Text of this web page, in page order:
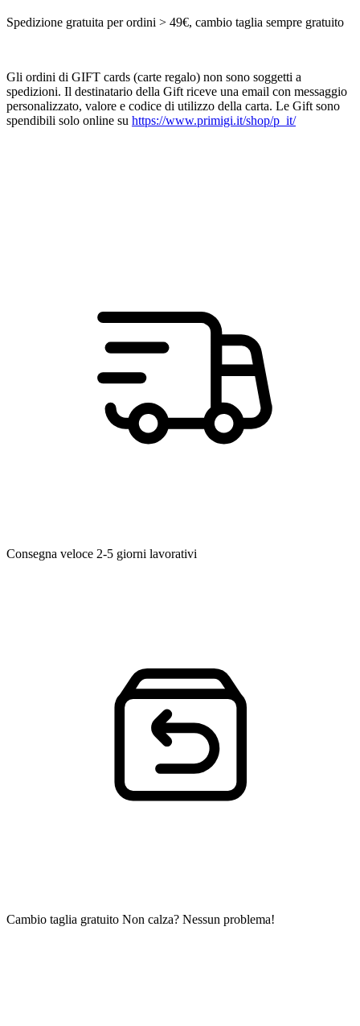
Spedizione gratuita per ordini > 49€, cambio taglia sempre gratuito
Gli ordini di GIFT cards (carte regalo) non sono soggetti a
spedizioni. Il destinatario della Gift riceve una email con messaggio
personalizzato, valore e codice di utilizzo della carta. Le Gift sono
spendibili solo online su https://www.primigi.it/shop/p_it/
Consegna veloce 2-5 giorni lavorativi
Cambio taglia gratuito Non calza? Nessun problema!